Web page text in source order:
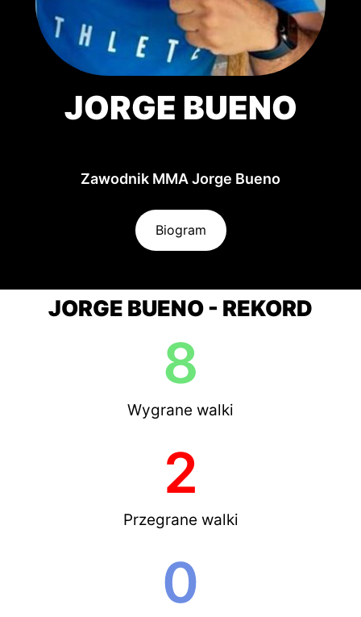
JORGE BUENO
Zawodnik MMA Jorge Bueno
Biogram
JORGE BUENO - REKORD
Wygrane walki
8
Przegrane walki
2
0